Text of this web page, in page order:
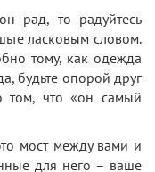
рад, то радуйтесь
ласковым словом.
тому, как одежда
будьте опорой друг
том, что «он самый
мост между вами и
для него – ваше